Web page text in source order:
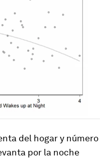
del hogar y número
por la noche